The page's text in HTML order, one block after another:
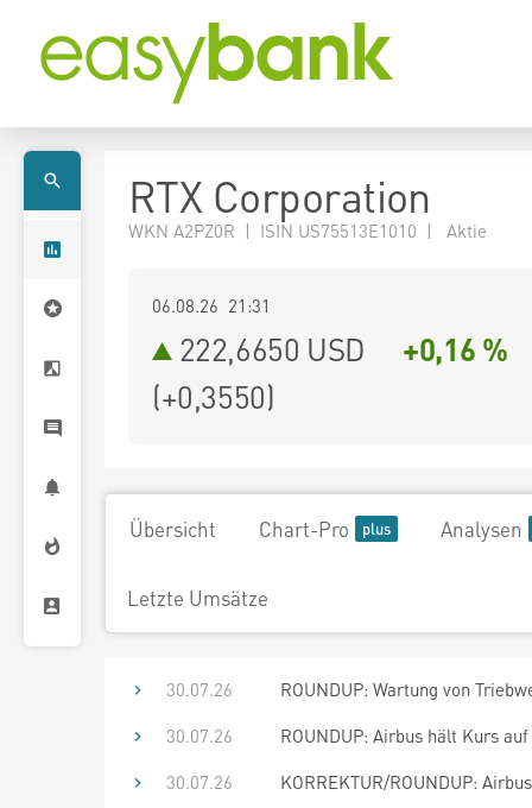
RTX Corporation
WKN A2PZ0R | ISIN US75513E1010 | Aktie
06.08.26 21:31
222,6650 USD
+0,16 %
(+0,3550)
Übersicht Chart-Pro Analysen
Letzte Umsätze
30.07.26
ROUNDUP: Wartung von
30.07.26
ROUNDUP: Airbus hält Kurs
30.07.26
KORREKTUR/ROUNDUP: